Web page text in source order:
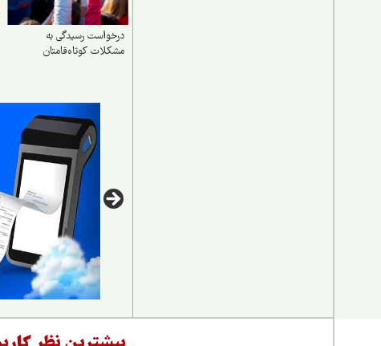
درخواست رسیدگی به
مشکلات کوتاه‌قامتان